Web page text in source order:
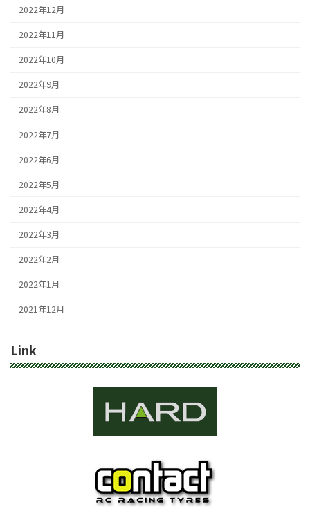
2022年12月
2022年11月
2022年10月
2022年9月
2022年8月
2022年7月
2022年6月
2022年5月
2022年4月
2022年3月
2022年2月
2022年1月
2021年12月
Link